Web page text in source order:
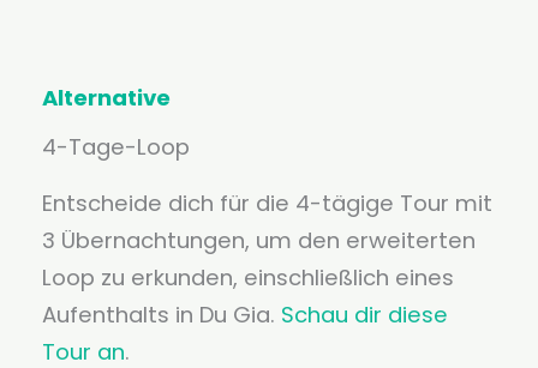
Alternative
4-Tage-Loop
Entscheide dich für die 4-tägige Tour mit
3 Übernachtungen, um den erweiterten
Loop zu erkunden, einschließlich eines
Aufenthalts in Du Gia. Schau dir diese
Tour an.